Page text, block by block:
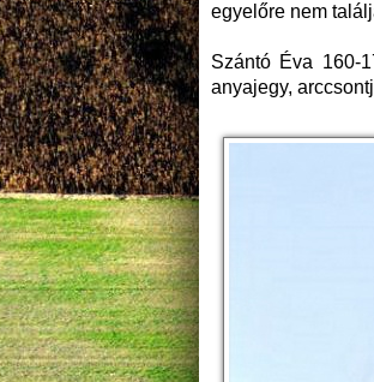
egyelőre nem
Szántó Éva 160-
anyajegy,